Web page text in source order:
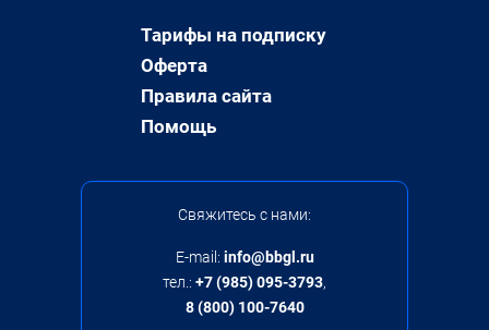
Тарифы на подписку
Оферта
Правила сайта
Помощь
Свяжитесь с нами:
E-mail: info@bbgl.ru
тел.: +7 (985) 095-3793,
8 (800) 100-7640